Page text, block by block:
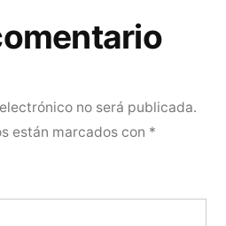
no será publicada.
están marcados con *